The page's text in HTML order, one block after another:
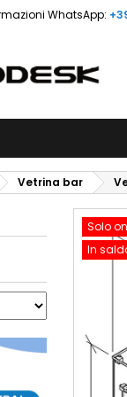
WhatsApp:
Vetrina bar
Solo
In